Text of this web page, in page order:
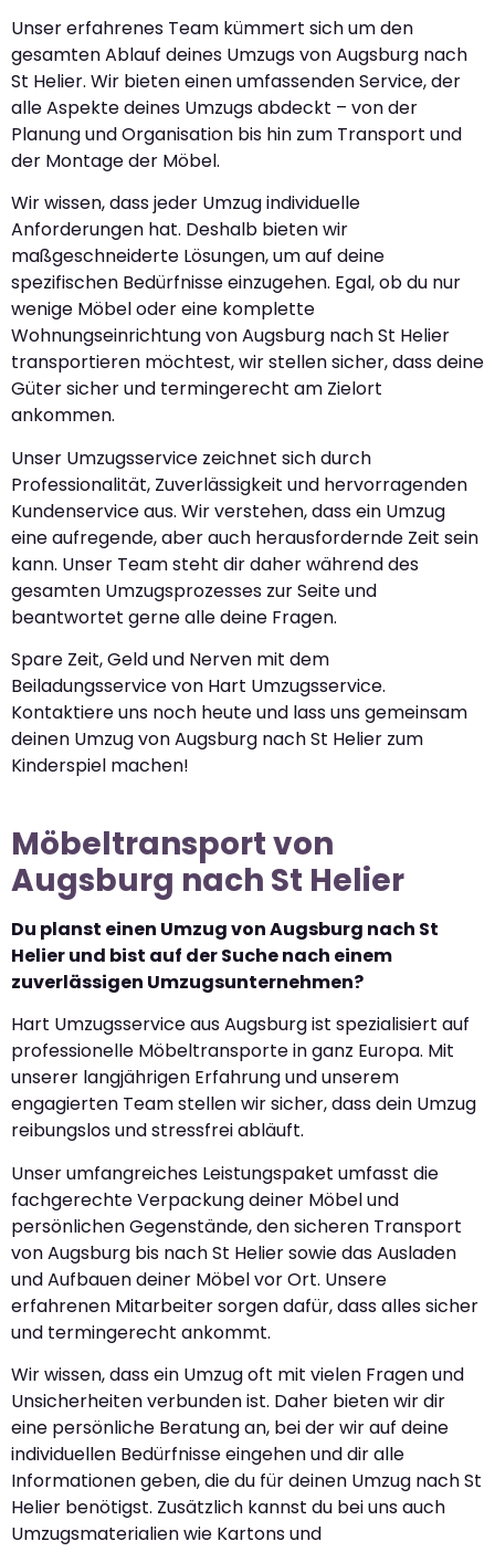
Unser erfahrenes Team kümmert sich um den
gesamten Ablauf deines Umzugs von Augsburg nach
St Helier. Wir bieten einen umfassenden Service, der
alle Aspekte deines Umzugs abdeckt – von der
Planung und Organisation bis hin zum Transport und
der Montage der Möbel.
Wir wissen, dass jeder Umzug individuelle
Anforderungen hat. Deshalb bieten wir
maßgeschneiderte Lösungen, um auf deine
spezifischen Bedürfnisse einzugehen. Egal, ob du nur
wenige Möbel oder eine komplette
Wohnungseinrichtung von Augsburg nach St Helier
transportieren möchtest, wir stellen sicher, dass deine
Güter sicher und termingerecht am Zielort
ankommen.
Unser Umzugsservice zeichnet sich durch
Professionalität, Zuverlässigkeit und hervorragenden
Kundenservice aus. Wir verstehen, dass ein Umzug
eine aufregende, aber auch herausfordernde Zeit sein
kann. Unser Team steht dir daher während des
gesamten Umzugsprozesses zur Seite und
beantwortet gerne alle deine Fragen.
Spare Zeit, Geld und Nerven mit dem
Beiladungsservice von Hart Umzugsservice.
Kontaktiere uns noch heute und lass uns gemeinsam
deinen Umzug von Augsburg nach St Helier zum
Kinderspiel machen!
Möbeltransport von
Augsburg nach St Helier
Du planst einen Umzug von Augsburg nach St
Helier und bist auf der Suche nach einem
zuverlässigen Umzugsunternehmen?
Hart Umzugsservice aus Augsburg ist spezialisiert auf
professionelle Möbeltransporte in ganz Europa. Mit
unserer langjährigen Erfahrung und unserem
engagierten Team stellen wir sicher, dass dein Umzug
reibungslos und stressfrei abläuft.
Unser umfangreiches Leistungspaket umfasst die
fachgerechte Verpackung deiner Möbel und
persönlichen Gegenstände, den sicheren Transport
von Augsburg bis nach St Helier sowie das Ausladen
und Aufbauen deiner Möbel vor Ort. Unsere
erfahrenen Mitarbeiter sorgen dafür, dass alles sicher
und termingerecht ankommt.
Wir wissen, dass ein Umzug oft mit vielen Fragen und
Unsicherheiten verbunden ist. Daher bieten wir dir
eine persönliche Beratung an, bei der wir auf deine
individuellen Bedürfnisse eingehen und dir alle
Informationen geben, die du für deinen Umzug nach St
Helier benötigst. Zusätzlich kannst du bei uns auch
Umzugsmaterialien wie Kartons und